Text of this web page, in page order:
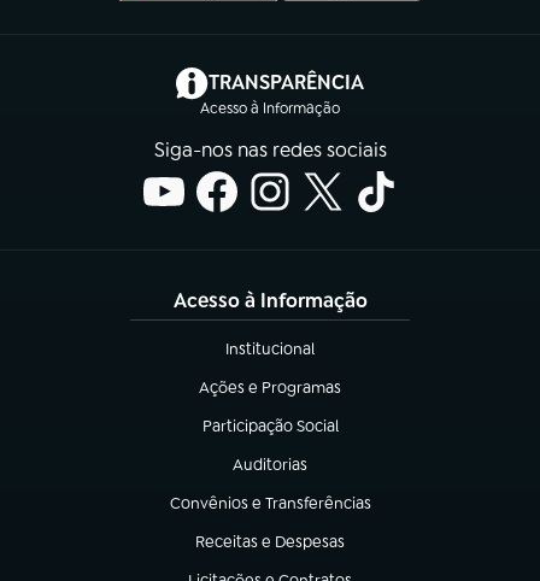
TRANSPARÊNCIA
Acesso à Informação
(abre em nova aba)
Siga-nos nas redes sociais
Acesso à Informação
Institucional
(abre em nova aba)
Ações e Programas
(abre em nova aba)
Participação Social
(abre em nova aba)
Auditorias
(abre em nova aba)
Convênios e Transferências
(abre em nova aba)
Receitas e Despesas
(abre em nova aba)